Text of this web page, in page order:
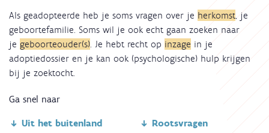
Als geadopteerde heb je soms vragen over je herkomst , je
geboortefamilie. Soms wil je ook echt gaan zoeken naar
je geboorteouder(s) . Je hebt recht op inzage in je
adoptiedossier en je kan ook (psychologische) hulp krijgen
bij je zoektocht.
Ga snel naar
Uit het buitenland
Rootsvragen